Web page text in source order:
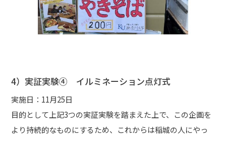
4）実証実験④ イルミネーション点灯式
実施日：11月25日
目的として上記3つの実証実験を踏まえた上で、この企画を
より持続的なものにするため、これからは稲城の人にやっ